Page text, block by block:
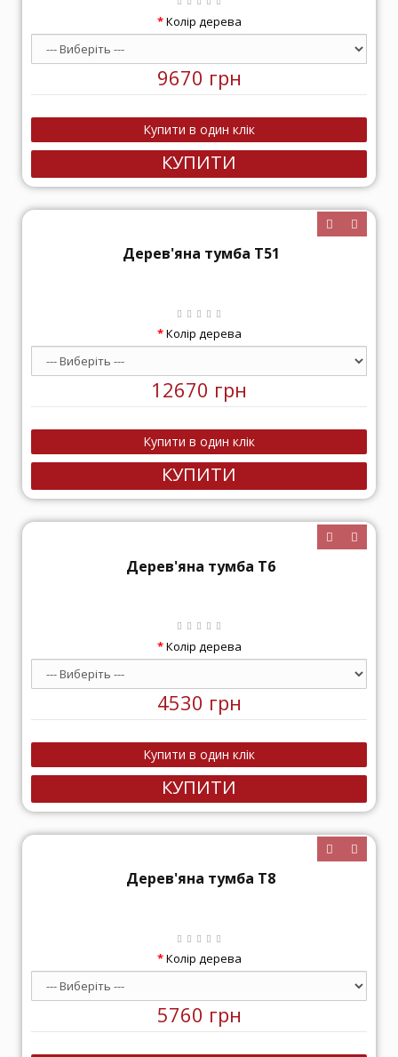
Колір дерева
9670 грн
КУПИТИ
Дерев'яна тумба Т51
Колір дерева
12670 грн
КУПИТИ
Дерев'яна тумба Т6
Колір дерева
4530 грн
КУПИТИ
Дерев'яна тумба Т8
Колір дерева
5760 грн